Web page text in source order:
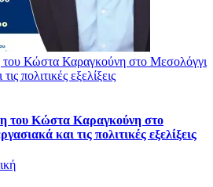
του Κώστα Καραγκούνη στο Μεσολόγγι
πολιτικές εξελίξεις
του Κώστα Καραγκούνη στο
και τις πολιτικές εξελίξεις